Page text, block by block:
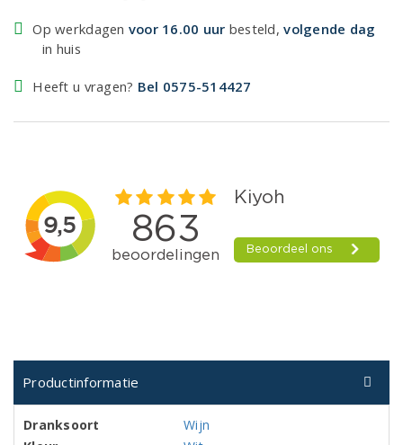
Op werkdagen voor 16.00 uur besteld,volgende dag
in huis
Heeft u vragen? Bel 0575-514427
Productinformatie
Dranksoort
Wijn